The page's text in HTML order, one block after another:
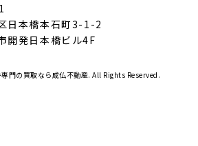
日本橋本石町3-1-2
開発日本橋ビル4F
門の買取なら成仏不動産. All Rights Reserved.